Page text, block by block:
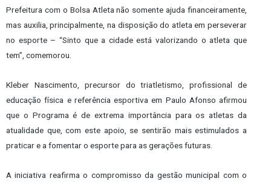
Prefeitura com o Bolsa Atleta não somente ajuda financeiramente,
mas auxilia, principalmente, na disposição do atleta em perseverar
no esporte – “Sinto que a cidade está valorizando o atleta que
tem”, comemorou.
Kleber Nascimento, precursor do triatletismo, profissional de
educação física e referência esportiva em Paulo Afonso afirmou
que o Programa é de extrema importância para os atletas da
atualidade que, com este apoio, se sentirão mais estimulados a
praticar e a fomentar o esporte para as gerações futuras.
A iniciativa reafirma o compromisso da gestão municipal com o